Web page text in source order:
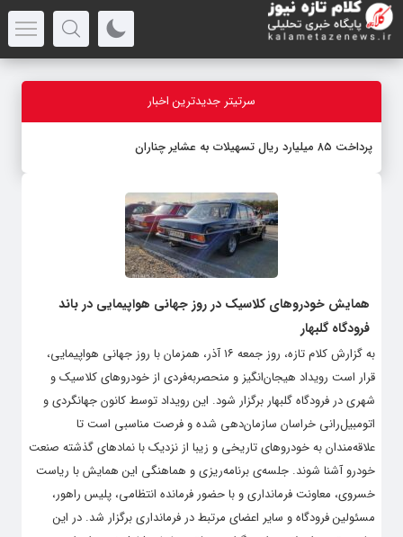
سرتیتر جدیدترین اخبار
پرداخت ۸۵ میلیارد ریال تسهیلات به عشایر چناران
همایش خودروهای کلاسیک در روز جهانی هواپیمایی در باند
فرودگاه گلبهار
به گزارش کلام تازه، روز جمعه ۱۶ آذر، همزمان با روز جهانی هواپیمایی،
قرار است رویداد هیجان‌انگیز و منحصر‌به‌فردی از خودروهای کلاسیک و
شهری در فرودگاه گلبهار برگزار شود. این رویداد توسط کانون جهانگردی و
اتومبیل‌رانی خراسان سازمان‌دهی شده و فرصت مناسبی است تا
علاقه‌مندان به خودروهای تاریخی و زیبا از نزدیک با نمادهای گذشته صنعت
خودرو آشنا شوند. جلسه‌ی برنامه‌ریزی و هماهنگی این همایش با ریاست
خسروی، معاونت فرمانداری و با حضور فرمانده انتظامی، پلیس راهور،
مسئولین فرودگاه و سایر اعضای مرتبط در فرمانداری برگزار شد. در این